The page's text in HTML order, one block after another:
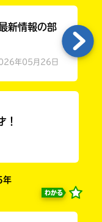
新情報の部
年05月26日
！
年
わかる